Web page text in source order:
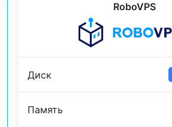
RoboVPS
Диск
Память